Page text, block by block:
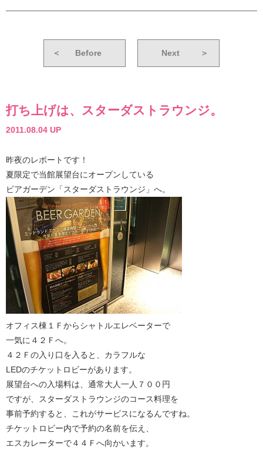
＜ Before Next ＞
打ち上げは、スターダストラウンジ。
2011.08.04 UP
昨夜のレポートです！
夏限定で当館展望台にオープンしている
ビアガーデン「スターダストラウンジ」へ。
オフィス棟１Ｆからシャトルエレベーターで
一気に４２Ｆへ。
４２Ｆの入り口を入ると、カラフルな
LEDのチケットロビーがあります。
展望台への入場料は、通常大人一人７００円
ですが、スターダストラウンジのコース料理を
事前予約すると、これがサービスになるんですね。
チケットロビー内で予約の名前を伝え、
エスカレーターで４４Ｆへ向かいます。